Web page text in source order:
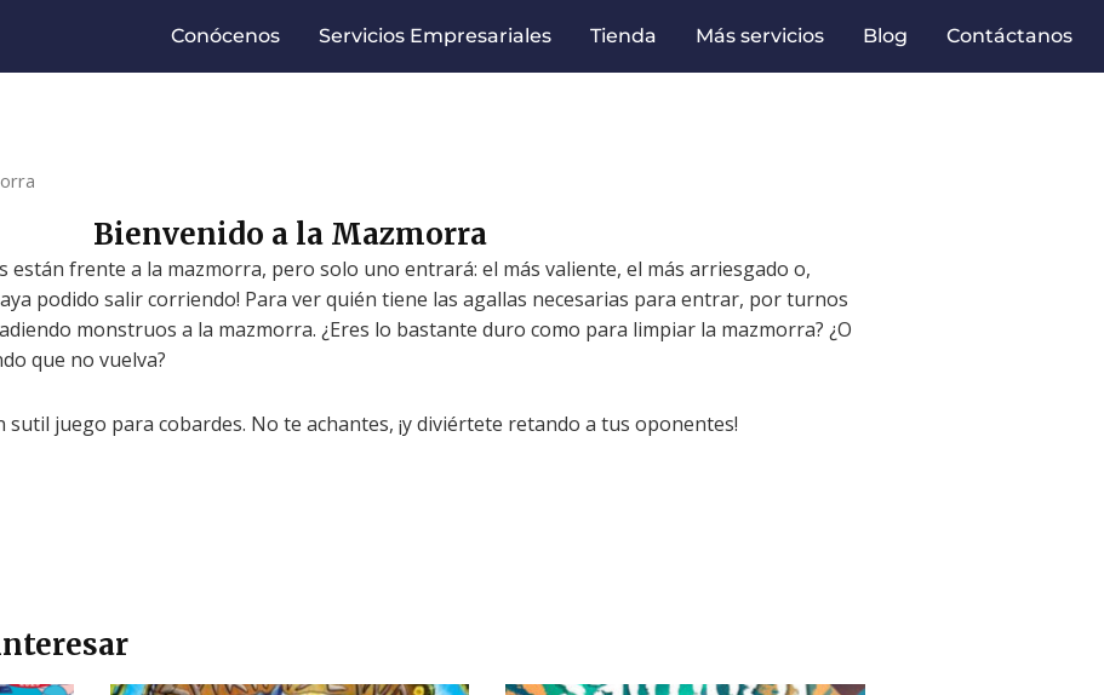
Conócenos Servicios Empresariales Tienda Más servicios Blog Contáctanos
Bienvenido a la Mazmorra
están frente a la mazmorra, pero solo uno entrará: el más valiente, el más arriesgado o,
podido salir corriendo! Para ver quién tiene las agallas necesarias para entrar, por turnos
monstruos a la mazmorra. ¿Eres lo bastante duro como para limpiar la mazmorra? ¿O
que no vuelva?
sutil juego para cobardes. No te achantes, ¡y diviértete retando a tus oponentes!